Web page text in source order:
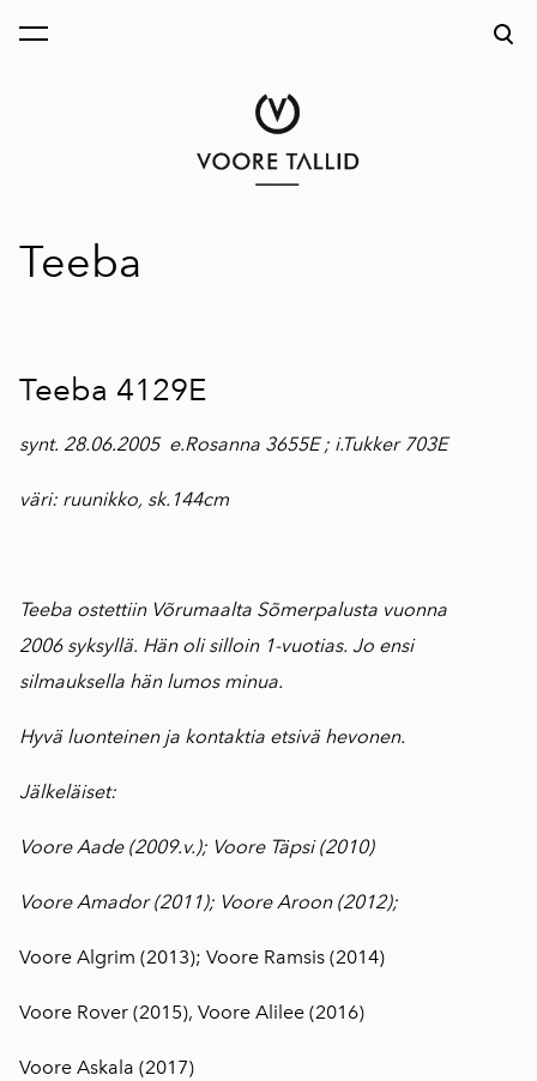
on lisätty ostoskoriin.
Teeba
Teeba 4129E
synt. 28.06.2005 e.Rosanna 3655E ; i.Tukker 703E
väri: ruunikko, sk.144cm
Teeba ostettiin Võrumaalta Sõmerpalusta vuonna
2006 syksyllä. Hän oli silloin 1-vuotias. Jo ensi
silmauksella hän lumos minua.
Hyvä luonteinen ja kontaktia etsivä hevonen.
Jälkeläiset:
Voore Aade (2009.v.); Voore Täpsi (2010)
Voore Amador (2011); Voore Aroon (2012);
Voore Algrim (2013); Voore Ramsis (2014)
Voore Rover (2015), Voore Alilee (2016)
Voore Askala (2017)